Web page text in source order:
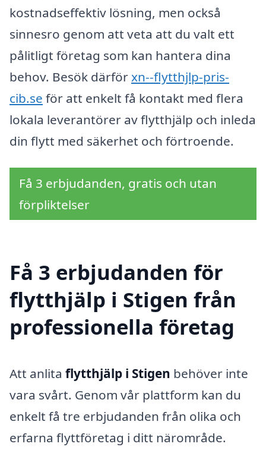
kostnadseffektiv lösning, men också
sinnesro genom att veta att du valt ett
pålitligt företag som kan hantera dina
behov. Besök därförxn--flytthjlp-pris-
cib.se för att enkelt få kontakt med flera
lokala leverantörer av flytthjälp och inleda
din flytt med säkerhet och förtroende.
Få 3 erbjudanden, gratis och utan
förpliktelser
Få 3 erbjudanden för
flytthjälp i Stigen från
professionella företag
Att anlita flytthjälp i Stigen behöver inte
vara svårt. Genom vår plattform kan du
enkelt få tre erbjudanden från olika och
erfarna flyttföretag i ditt närområde.